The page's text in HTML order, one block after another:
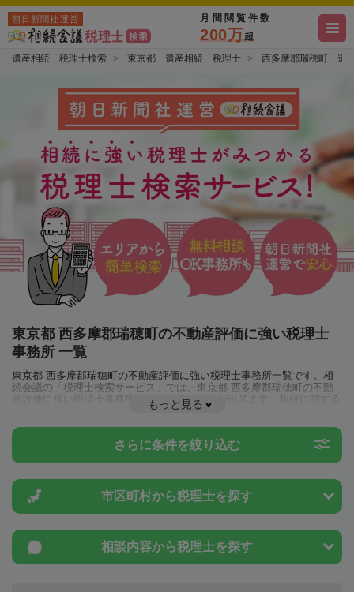
朝日新聞社運営 月間閲覧件数
200万超
遺産相続 税理士検索 東京都 遺産相続 税理士 西多摩郡瑞穂町 遺
東京都 西多摩郡瑞穂町の不動産評価に強い税理士
事務所 一覧
東京都 西多摩郡瑞穂町の不動産評価に強い税理士事務所一覧です。相
続会議の「税理士検索サービス」では、東京都 西多摩郡瑞穂町の不動
産評価に強い税理士事務所を一覧で見ることが出来ます。相続に関する
税金や特例制度のことは一度近隣の税理士に相談してみましょう。
もっと見る
さらに条件を絞り込む
市区町村から税理士を探す
相談内容から税理士を探す